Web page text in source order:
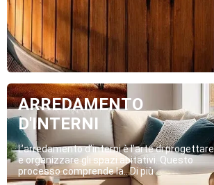
ARREDAMENTO
D'INTERNI
L’arredamento d’interni è l’arte di progettare
e organizzare gli spazi abitativi. Questo
processo comprende la...Di più